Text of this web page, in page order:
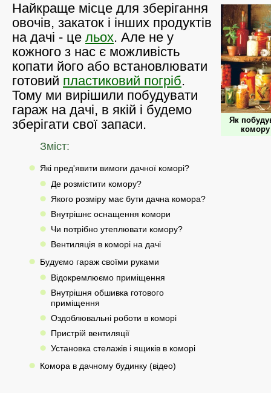
Як
Найкраще місце для зберігання
овочів, закаток і інших продуктів
на дачі - це льох. Але не у
кожного з нас є можливість
копати його або встановлювати
готовий пластиковий погріб.
Тому ми вирішили побудувати
гараж на дачі, в якій і будемо
зберігати свої запаси.
Зміст:
Які пред'явити вимоги дачної коморі?
Де розмістити комору?
Якого розміру має бути дачна комора?
Внутрішнє оснащення комори
Чи потрібно утеплювати комору?
Вентиляція в коморі на дачі
Будуємо гараж своїми руками
Відокремлюємо приміщення
Внутрішня обшивка готового
приміщення
Оздоблювальні роботи в коморі
Пристрій вентиляції
Установка стелажів і ящиків в коморі
Комора в дачному будинку (відео)